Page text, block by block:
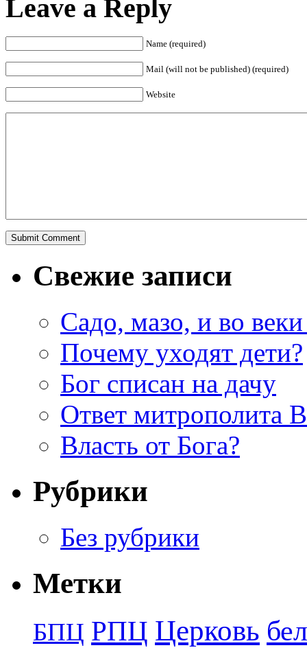
Leave a Reply
Name (required)
Mail (will not be published) (required)
Website
Свежие записи
Садо, мазо, и во веки
Почему уходят дети?
Бог списан на дачу
Ответ митрополита
Власть от Бога?
Рубрики
Без рубрики
Метки
БПЦ РПЦ Церковь